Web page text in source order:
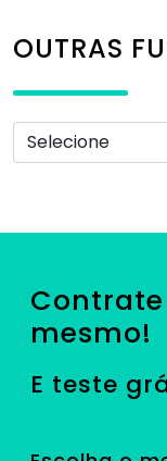
OUTRAS
mesmo!
E teste